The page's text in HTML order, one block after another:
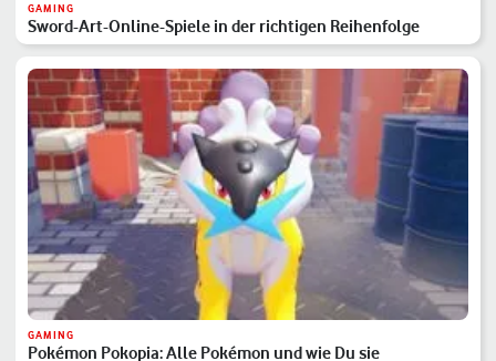
GAMING
Sword-Art-Online-Spiele in der richtigen Reihenfolge
GAMING
Pokémon Pokopia: Alle Pokémon und wie Du sie